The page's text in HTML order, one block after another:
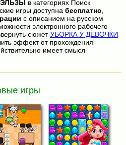
в категориях Поиск
игры доступна бесплатно
с описанием на русском
электронного рабочего
сюжетУБОРКА У ДЕВОЧКИ
эффект от прохождения
имеет смысл
игры